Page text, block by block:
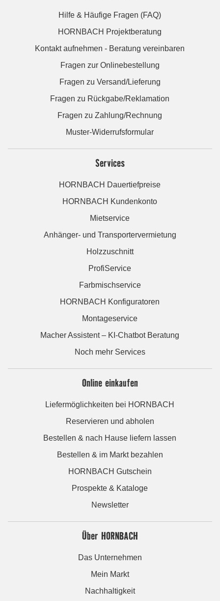
Hilfe & Häufige Fragen (FAQ)
HORNBACH Projektberatung
Kontakt aufnehmen - Beratung vereinbaren
Fragen zur Onlinebestellung
Fragen zu Versand/Lieferung
Fragen zu Rückgabe/Reklamation
Fragen zu Zahlung/Rechnung
Muster-Widerrufsformular
Services
HORNBACH Dauertiefpreise
HORNBACH Kundenkonto
Mietservice
Anhänger- und Transportervermietung
Holzzuschnitt
ProfiService
Farbmischservice
HORNBACH Konfiguratoren
Montageservice
Macher Assistent – KI-Chatbot Beratung
Noch mehr Services
Online einkaufen
Liefermöglichkeiten bei HORNBACH
Reservieren und abholen
Bestellen & nach Hause liefern lassen
Bestellen & im Markt bezahlen
HORNBACH Gutschein
Prospekte & Kataloge
Newsletter
Über HORNBACH
Das Unternehmen
Mein Markt
Nachhaltigkeit